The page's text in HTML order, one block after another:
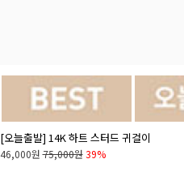
[오늘출발] 14K 하트 스터드 귀걸이
46,000원 75,000원 39%